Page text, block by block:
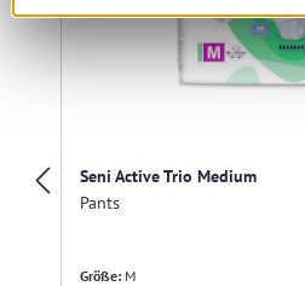
Seni Active Trio Medium
Pants
Größe: M